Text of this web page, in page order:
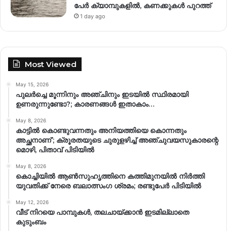
പേർ ക്യാമ്പുകളിൽ, കണക്കുകൾ പുറത്ത്
1 day ago
Most Viewed
May 15, 2026
പുലർച്ചെ മൂന്നിനും അഞ്ചിനും ഇടയിൽ സ്ഥിരമായി
ഉണരുന്നുണ്ടോ?; കാരണങ്ങള്‍ ഇതാകാം…
May 8, 2026
കാട്ടിൽ കൊണ്ടുവന്നതും അനിയത്തിയെ കൊന്നതും
അച്ഛനാണ്’; ക്രൂരതയുടെ ചുരുളഴിച്ച് അഞ്ചുവയസുകാരന്റെ
മൊഴി, പിതാവ് പിടിയിൽ
May 8, 2026
കൊച്ചിയിൽ ആൺസുഹൃത്തിനെ കത്തിമുനയിൽ നിർത്തി
യുവതിക്ക് നേരെ ബലാത്സംഗ​ ശ്രമം; രണ്ടുപേർ പിടിയിൽ
May 12, 2026
വീട് നിറയെ പാമ്പുകൾ, തലചായ്ക്കാൻ ഇടമില്ലാതെ
കുടുംബം